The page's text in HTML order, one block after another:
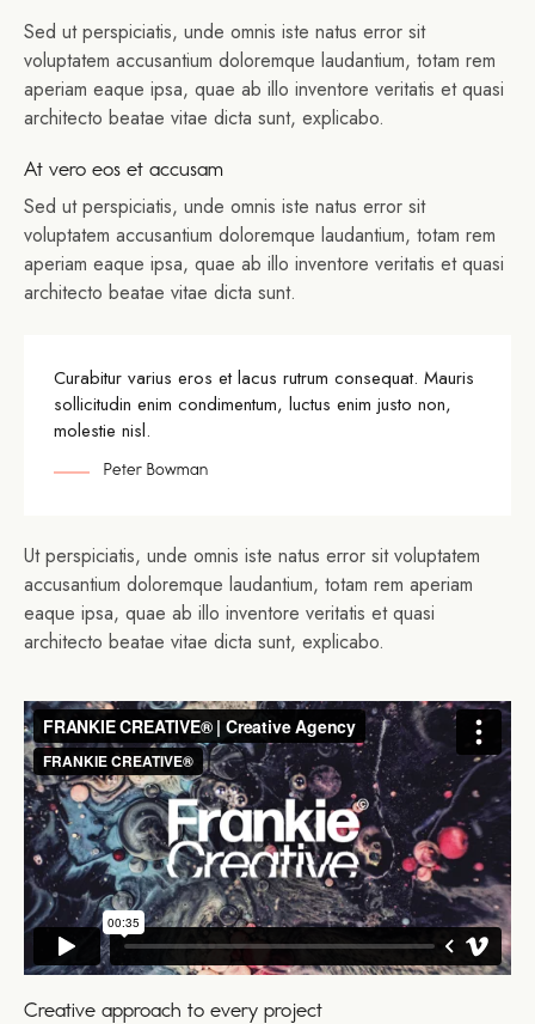
Sed ut perspiciatis, unde omnis iste natus error sit
voluptatem accusantium doloremque laudantium, totam rem
aperiam eaque ipsa, quae ab illo inventore veritatis et quasi
architecto beatae vitae dicta sunt, explicabo.
At vero eos et accusam
Sed ut perspiciatis, unde omnis iste natus error sit
voluptatem accusantium doloremque laudantium, totam rem
aperiam eaque ipsa, quae ab illo inventore veritatis et quasi
architecto beatae vitae dicta sunt.
Curabitur varius eros et lacus rutrum consequat. Mauris
sollicitudin enim condimentum, luctus enim justo non,
molestie nisl.
Peter Bowman
Ut perspiciatis, unde omnis iste natus error sit voluptatem
accusantium doloremque laudantium, totam rem aperiam
eaque ipsa, quae ab illo inventore veritatis et quasi
architecto beatae vitae dicta sunt, explicabo.
Creative approach to every project